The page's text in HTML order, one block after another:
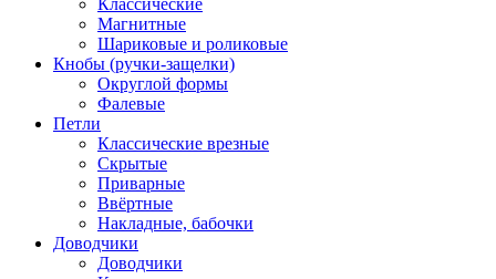
Классические
Магнитные
Шариковые и роликовые
Кнобы (ручки-защелки)
Округлой формы
Фалевые
Петли
Классические врезные
Скрытые
Приварные
Ввёртные
Накладные, бабочки
Доводчики
Доводчики